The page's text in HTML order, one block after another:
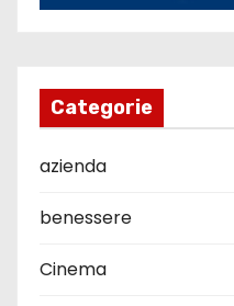
Categorie
azienda
benessere
Cinema